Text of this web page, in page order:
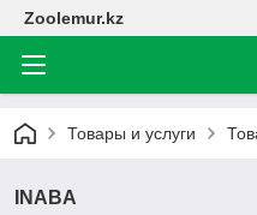
Zoolemur.kz
Товары и услуги
INABA